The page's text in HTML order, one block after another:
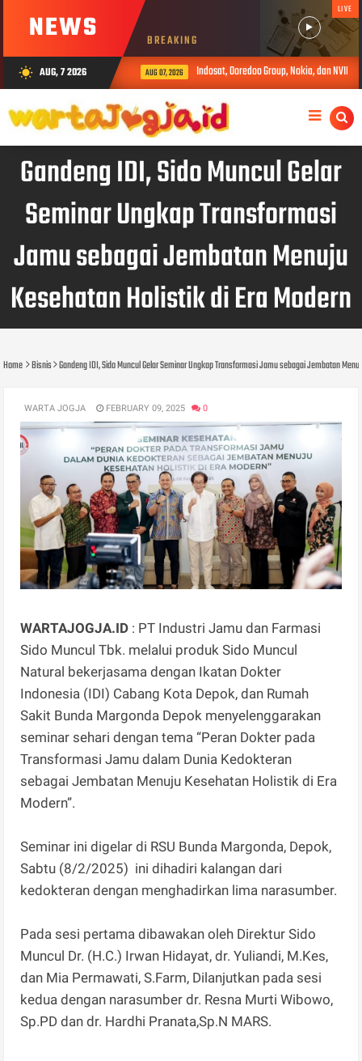
NEWS BREAKING
LIVE
wb_sunny AUG, 7 2026 AUG 07, 2026 Indosat, Ooredoo Group, Nokia, dan
Gandeng IDI, Sido Muncul Gelar
Seminar Ungkap Transformasi
Jamu sebagai Jembatan Menuju
Kesehatan Holistik di Era Modern
Home Bisnis Gandeng IDI, Sido Muncul Gelar Seminar Ungkap Transformasi Jamu sebagai Jembatan
WARTA JOGJA FEBRUARY 09, 2025 0
WARTAJOGJA.ID : PT Industri Jamu dan Farmasi
Sido Muncul Tbk. melalui produk Sido Muncul
Natural bekerjasama dengan Ikatan Dokter
Indonesia (IDI) Cabang Kota Depok, dan Rumah
Sakit Bunda Margonda Depok menyelenggarakan
seminar sehari dengan tema “Peran Dokter pada
Transformasi Jamu dalam Dunia Kedokteran
sebagai Jembatan Menuju Kesehatan Holistik di Era
Modern”.
Seminar ini digelar di RSU Bunda Margonda, Depok,
Sabtu (8/2/2025) ini dihadiri kalangan dari
kedokteran dengan menghadirkan lima narasumber.
Pada sesi pertama dibawakan oleh Direktur Sido
Muncul Dr. (H.C.) Irwan Hidayat, dr. Yuliandi, M.Kes,
dan Mia Permawati, S.Farm, Dilanjutkan pada sesi
kedua dengan narasumber dr. Resna Murti Wibowo,
Sp.PD dan dr. Hardhi Pranata,Sp.N MARS.